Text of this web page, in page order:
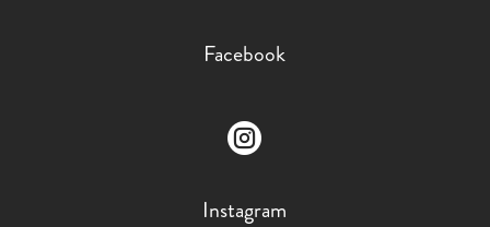
Facebook

Instagram